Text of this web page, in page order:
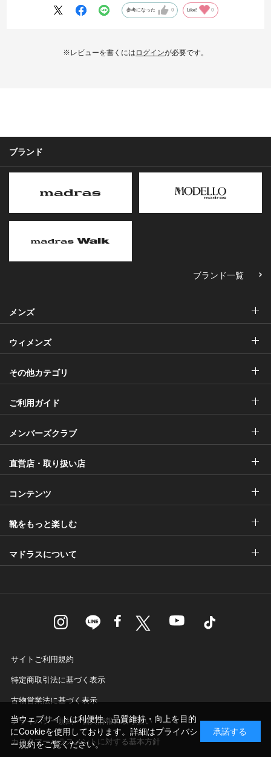
参考になった 0 Like! 0
※レビューを書くには ログインが必要です。
ブランド
ブランド一覧
メンズ
ウィメンズ
その他カテゴリ
ご利用ガイド
メンバーズクラブ
直営店・取り扱い店
コンテンツ
靴をもっと楽しむ
マドラスについて
サイトご利用規約
特定商取引法に基づく表示
古物営業法に基づく表示
プライバシー規約・個人情報の取り扱い
カスタマーハラスメントに対する基本方針
当ウェブサイトは利便性、品質維持・向上を目的
にCookieを使用しております。詳細はプライバシ
ー規約をご覧ください。
承諾する